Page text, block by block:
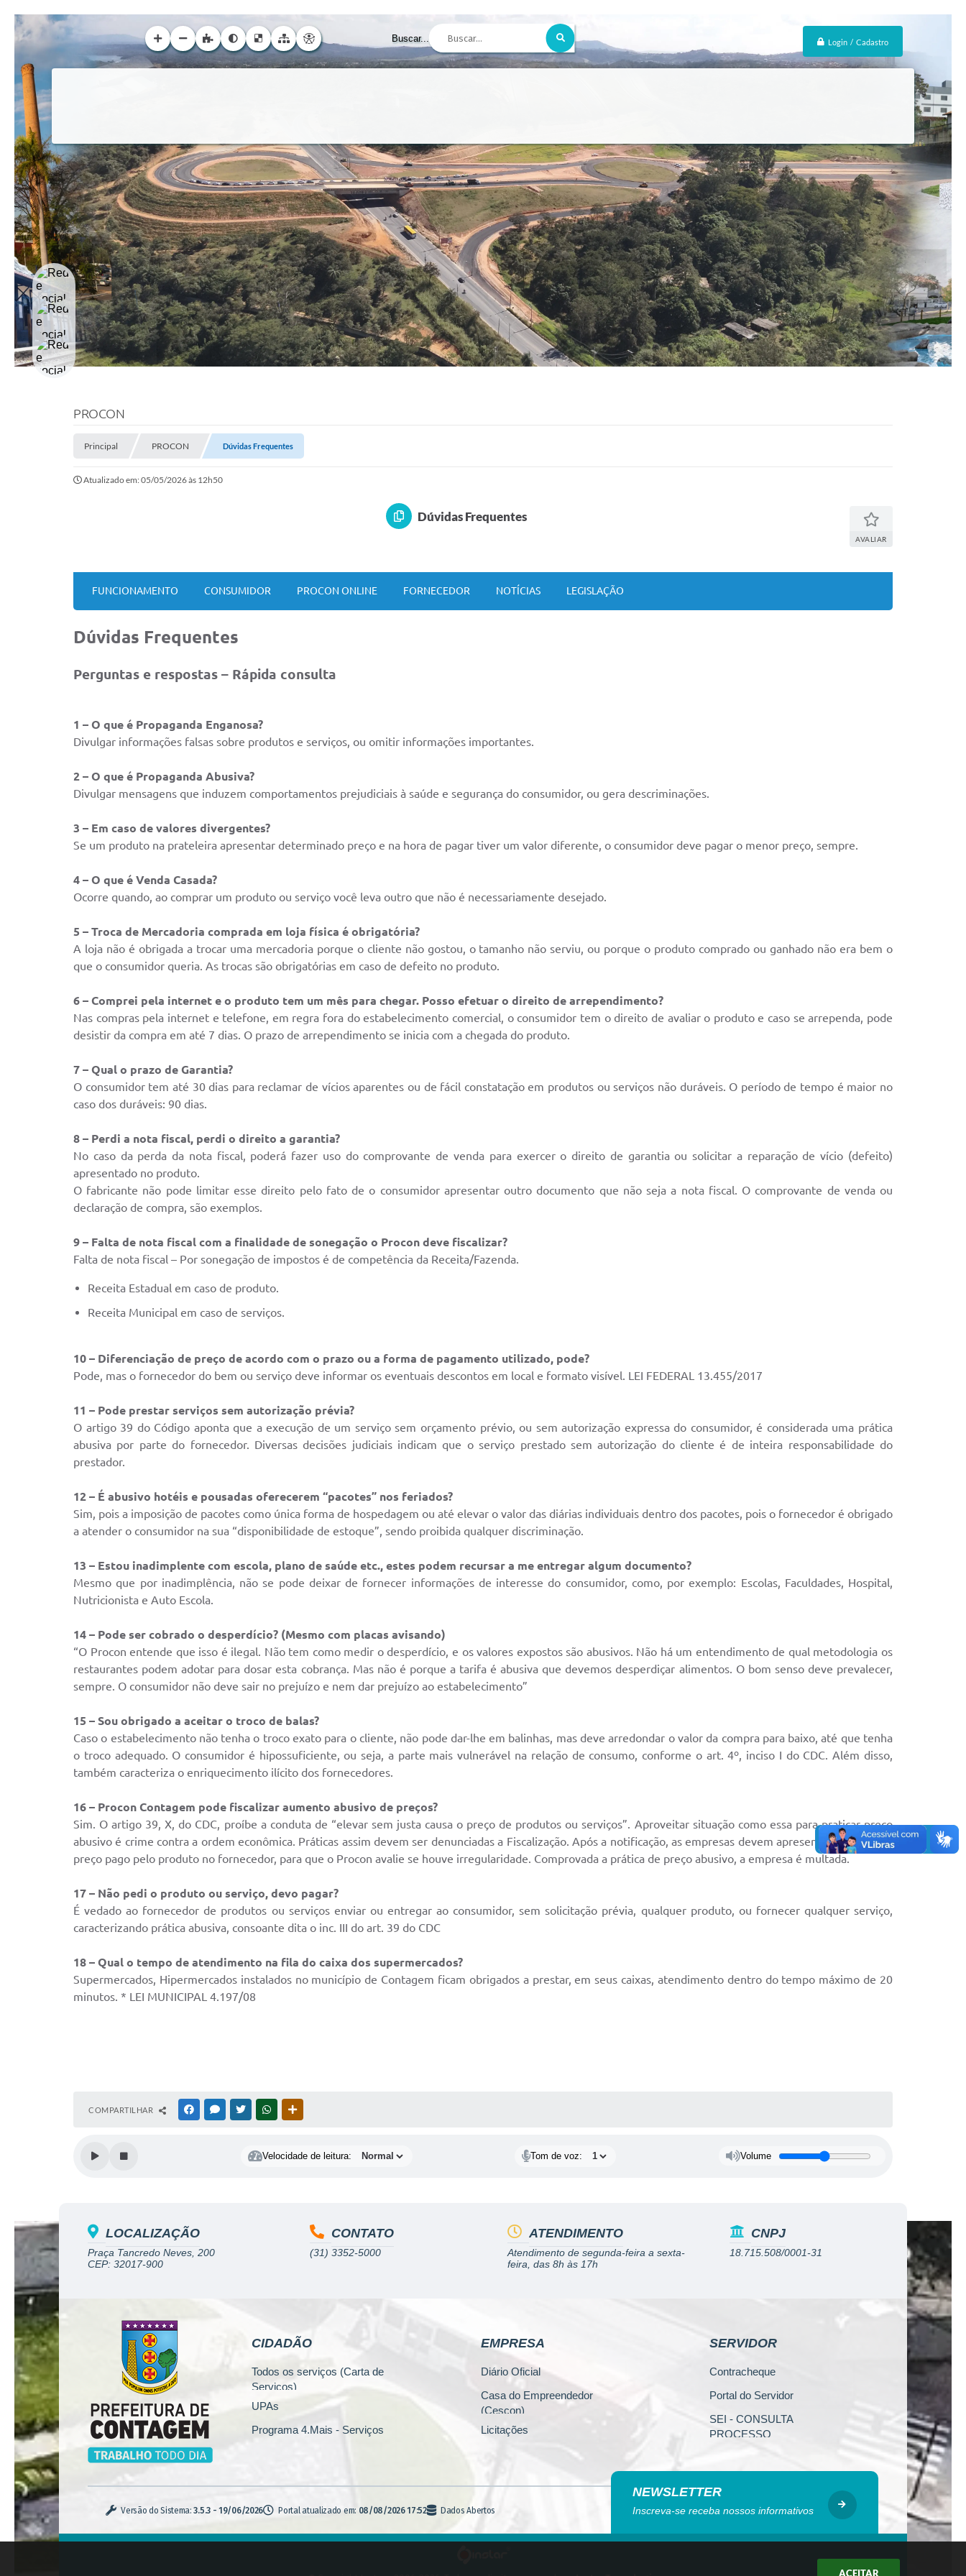
ACEITAR
Login / Cadastro
Buscar...
PROCON
Principal PROCON Dúvidas Frequentes
Atualizado em: 05/05/2026 às 12h50
Dúvidas Frequentes
AVALIAR
FUNCIONAMENTO CONSUMIDOR PROCON ONLINE FORNECEDOR NOTÍCIAS LEGISLAÇÃO
Dúvidas Frequentes
Perguntas e respostas – Rápida consulta
1 – O que é Propaganda Enganosa?
Divulgar informações falsas sobre produtos e serviços, ou omitir informações importantes.
2 – O que é Propaganda Abusiva?
Divulgar mensagens que induzem comportamentos prejudiciais à saúde e segurança do consumidor, ou gera descriminações.
3 – Em caso de valores divergentes?
Se um produto na prateleira apresentar determinado preço e na hora de pagar tiver um valor diferente, o consumidor deve pagar o menor preço, sempre.
4 – O que é Venda Casada?
Ocorre quando, ao comprar um produto ou serviço você leva outro que não é necessariamente desejado.
5 – Troca de Mercadoria comprada em loja física é obrigatória?
A loja não é obrigada a trocar uma mercadoria porque o cliente não gostou, o tamanho não serviu, ou porque o produto comprado ou ganhado não era bem o
que o consumidor queria. As trocas são obrigatórias em caso de defeito no produto.
6 – Comprei pela internet e o produto tem um mês para chegar. Posso efetuar o direito de arrependimento?
Nas compras pela internet e telefone, em regra fora do estabelecimento comercial, o consumidor tem o direito de avaliar o produto e caso se arrependa, pode
desistir da compra em até 7 dias. O prazo de arrependimento se inicia com a chegada do produto.
7 – Qual o prazo de Garantia?
O consumidor tem até 30 dias para reclamar de vícios aparentes ou de fácil constatação em produtos ou serviços não duráveis. O período de tempo é maior no
caso dos duráveis: 90 dias.
8 – Perdi a nota fiscal, perdi o direito a garantia?
No caso da perda da nota fiscal, poderá fazer uso do comprovante de venda para exercer o direito de garantia ou solicitar a reparação de vício (defeito)
apresentado no produto.
O fabricante não pode limitar esse direito pelo fato de o consumidor apresentar outro documento que não seja a nota fiscal. O comprovante de venda ou
declaração de compra, são exemplos.
9 – Falta de nota fiscal com a finalidade de sonegação o Procon deve fiscalizar?
Falta de nota fiscal – Por sonegação de impostos é de competência da Receita/Fazenda.
Receita Estadual em caso de produto.
Receita Municipal em caso de serviços.
10 – Diferenciação de preço de acordo com o prazo ou a forma de pagamento utilizado, pode?
Pode, mas o fornecedor do bem ou serviço deve informar os eventuais descontos em local e formato visível. LEI FEDERAL 13.455/2017
11 – Pode prestar serviços sem autorização prévia?
O artigo 39 do Código aponta que a execução de um serviço sem orçamento prévio, ou sem autorização expressa do consumidor, é considerada uma prática
abusiva por parte do fornecedor. Diversas decisões judiciais indicam que o serviço prestado sem autorização do cliente é de inteira responsabilidade do
prestador.
12 – É abusivo hotéis e pousadas oferecerem “pacotes” nos feriados?
Sim, pois a imposição de pacotes como única forma de hospedagem ou até elevar o valor das diárias individuais dentro dos pacotes, pois o fornecedor é obrigado
a atender o consumidor na sua “disponibilidade de estoque”, sendo proibida qualquer discriminação.
13 – Estou inadimplente com escola, plano de saúde etc., estes podem recursar a me entregar algum documento?
Mesmo que por inadimplência, não se pode deixar de fornecer informações de interesse do consumidor, como, por exemplo: Escolas, Faculdades, Hospital,
Nutricionista e Auto Escola.
14 – Pode ser cobrado o desperdício? (Mesmo com placas avisando)
“O Procon entende que isso é ilegal. Não tem como medir o desperdício, e os valores expostos são abusivos. Não há um entendimento de qual metodologia os
restaurantes podem adotar para dosar esta cobrança. Mas não é porque a tarifa é abusiva que devemos desperdiçar alimentos. O bom senso deve prevalecer,
sempre. O consumidor não deve sair no prejuízo e nem dar prejuízo ao estabelecimento”
15 – Sou obrigado a aceitar o troco de balas?
Caso o estabelecimento não tenha o troco exato para o cliente, não pode dar-lhe em balinhas, mas deve arredondar o valor da compra para baixo, até que tenha
o troco adequado. O consumidor é hipossuficiente, ou seja, a parte mais vulnerável na relação de consumo, conforme o art. 4º, inciso I do CDC. Além disso,
também caracteriza o enriquecimento ilícito dos fornecedores.
16 – Procon Contagem pode fiscalizar aumento abusivo de preços?
Sim. O artigo 39, X, do CDC, proíbe a conduta de “elevar sem justa causa o preço de produtos ou serviços”. Aproveitar situação como essa para praticar preço
abusivo é crime contra a ordem econômica. Práticas assim devem ser denunciadas a Fiscalização. Após a notificação, as empresas devem apresentar as notas do
preço pago pelo produto no fornecedor, para que o Procon avalie se houve irregularidade. Comprovada a prática de preço abusivo, a empresa é multada.
17 – Não pedi o produto ou serviço, devo pagar?
É vedado ao fornecedor de produtos ou serviços enviar ou entregar ao consumidor, sem solicitação prévia, qualquer produto, ou fornecer qualquer serviço,
caracterizando prática abusiva, consoante dita o inc. III do art. 39 do CDC
18 – Qual o tempo de atendimento na fila do caixa dos supermercados?
Supermercados, Hipermercados instalados no município de Contagem ficam obrigados a prestar, em seus caixas, atendimento dentro do tempo máximo de 20
minutos. * LEI MUNICIPAL 4.197/08
COMPARTILHAR FACEBOOKMESSENGER
TWITTERWHATSAPP
Velocidade de leitura: Tom de voz: Volume
LOCALIZAÇÃO
Praça Tancredo Neves, 200
CEP: 32017-900
CONTATO
(31) 3352-5000
ATENDIMENTO
Atendimento de segunda-feira a sexta-
feira, das 8h às 17h
CNPJ
18.715.508/0001-31
CIDADÃO
Todos os serviços (Carta de
Serviços)
UPAs
Programa 4.Mais - Serviços
EMPRESA
Diário Oficial
Casa do Empreendedor
(Cescon)
Licitações
Programa 4.Mais - Serviços
Empreendedorismo
Banco de Alimentos
SERVIDOR
Contracheque
Portal do Servidor
SEI - CONSULTA
PROCESSO
Código de Ética do Servidor
Público
Perícia Médica
Gerência de Segurança do
Versão do Sistema:3.5.3 - 19/06/2026 Portal atualizado em: 08/08/2026 17:52 Dados Abertos
NEWSLETTER
Inscreva-se receba nossos informativos